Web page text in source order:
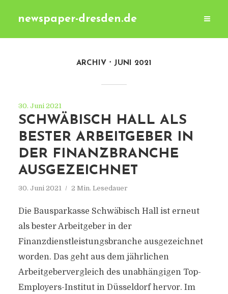
newspaper-dresden.de
ARCHIV JUNI 2021
30. Juni 2021
SCHWÄBISCH HALL ALS
BESTER ARBEITGEBER IN
DER FINANZBRANCHE
AUSGEZEICHNET
30. Juni 2021 2 Min. Lesedauer
Die Bausparkasse Schwäbisch Hall ist erneut
als bester Arbeitgeber in der
Finanzdienstleistungsbranche ausgezeichnet
worden. Das geht aus dem jährlichen
Arbeitgebervergleich des unabhängigen Top-
Employers-Institut in Düsseldorf hervor. Im